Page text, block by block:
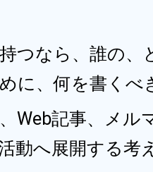
つなら、誰の、
に、何を書くべ
Web記事、メル
動へ展開する考